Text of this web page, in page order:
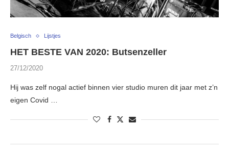
Belgisch Lijstjes
HET BESTE VAN 2020: Butsenzeller
27/12/2020
Hij was zelf nogal actief binnen vier studio muren dit jaar met z’n
eigen Covid …